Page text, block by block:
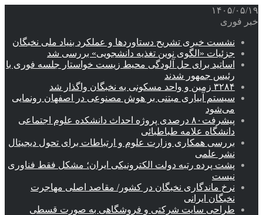
۱۴۰۵/۰۵/۱۹
خبر فوری
نشست خبری تشریح دستاوردها و عملکرد بنیاد ملی نخبگان
جزئیات «الگوی نوین تغذیه دانشجویی» بررسی شد
اساتید برای حل آلودگی محیط زیست خواستار جلسه فوری با
رئیس جمهور شدند
۳۲۸۴ زمین و واحد مسکونی به نخبگان واگذار شد
سیستم آبیاری مبتنی بر هوش مصنوعی در اصفهان رونمایی
می‌شود
پیشرفت۸۰ درصدی پروژه احداث دانشکده علوم اجتماعی
دانشگاه علامه طباطبائی
بررسی همکاری وزارت علوم و ارتباطات برای تحول دیجیتال
نشر علمی
پشت پرده رتبه دولت الکترونیکی ایران؛ مشکل فقط فناوری
نیست
نرخ ماندگاری نخبگان در کشور/ مقاصد اصلی مهاجرت
نخبگان ایرانی
طراحی سایت شرکتی و فروشگاهی به صورت قسطی